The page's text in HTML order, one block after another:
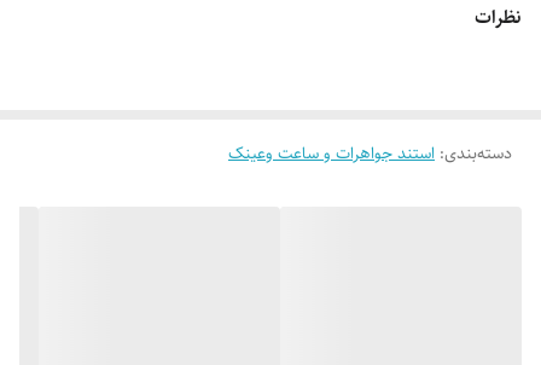
نمونه دیگری دقیقاً مثل اون وجود ندارد
نظرات
دسته‌بندی: استند جواهرات و ساعت وعینک